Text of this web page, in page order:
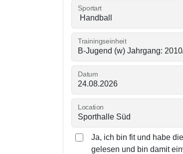
Sportart
Trainingseinheit
Datum
Location
Ja, ich bin fit und habe die
gelesen und bin damit